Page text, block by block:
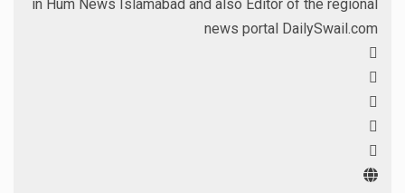
in Hum News Islamabad and also Editor of the regional
news portal DailySwail.com